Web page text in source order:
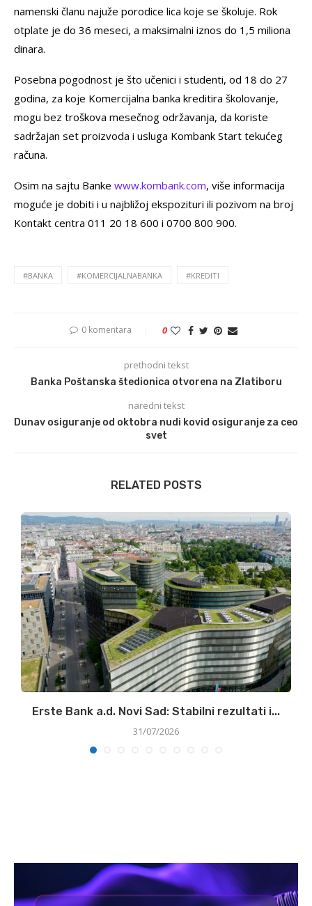
namenski članu najuže porodice lica koje se školuje. Rok
otplate je do 36 meseci, a maksimalni iznos do 1,5 miliona
dinara.
Posebna pogodnost je što učenici i studenti, od 18 do 27
godina, za koje Komercijalna banka kreditira školovanje,
mogu bez troškova mesečnog održavanja, da koriste
sadržajan set proizvoda i usluga Kombank Start tekućeg
računa.
Osim na sajtu Banke www.kombank.com, više informacija
moguće je dobiti i u najbližoj ekspozituri ili pozivom na broj
Kontakt centra 011 20 18 600 i 0700 800 900.
#BANKA #KOMERCIJALNABANKA #KREDITI
0 komentara 0
prethodni tekst
Banka Poštanska štedionica otvorena na Zlatiboru
naredni tekst
Dunav osiguranje od oktobra nudi kovid osiguranje za ceo
svet
RELATED POSTS
Erste Bank a.d. Novi Sad: Stabilni rezultati i...
31/07/2026